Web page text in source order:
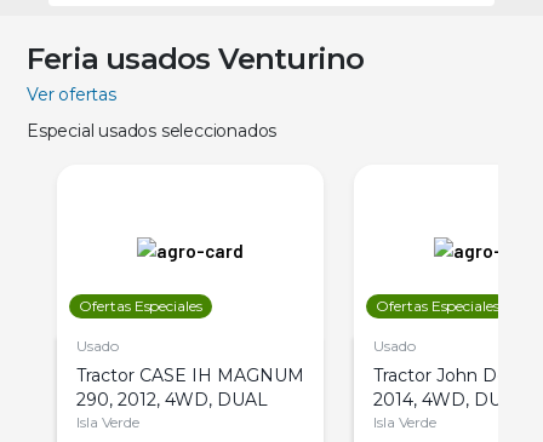
Feria usados Venturino
Ver ofertas
Especial usados seleccionados
Ofertas Especiales
Usado
Tractor CASE IH MAGNUM
290, 2012, 4WD, DUAL
Isla Verde
Ofertas Especiales
Usado
Tractor John Deere
2014, 4WD, DUAL
Isla Verde